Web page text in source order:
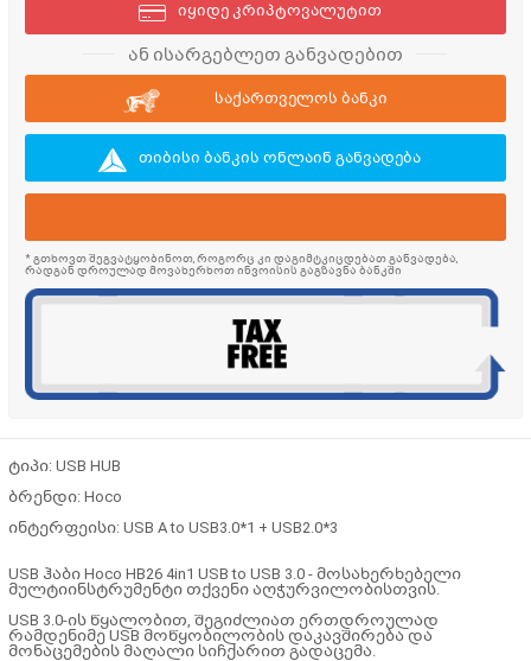
იყიდე კრიპტოვალუტით
ან ისარგებლეთ განვადებით
საქართველოს ბანკი
თიბისი ბანკის ონლაინ განვადება
* გთხოვთ შეგვატყობინოთ, როგორც კი დაგიმტკიცდებათ განვადება,
რადგან დროულად მოვახერხოთ ინვოისის გაგზავნა ბანკში
ტიპი: USB HUB
ბრენდი: Hoco
ინტერფეისი: USB A to USB3.0*1 + USB2.0*3
USB ჰაბი Hoco HB26 4in1 USB to USB 3.0 - მოსახერხებელი
მულტიინსტრუმენტი თქვენი აღჭურვილობისთვის.
USB 3.0-ის წყალობით, შეგიძლიათ ერთდროულად
რამდენიმე USB მოწყობილობის დაკავშირება და
მონაცემების მაღალი სიჩქარით გადაცემა.